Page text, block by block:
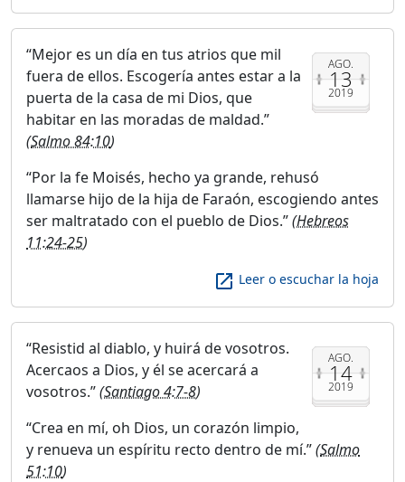
AGO.
13
2019
Mejor es un día en tus atrios que mil
fuera de ellos. Escogería antes estar a la
puerta de la casa de mi Dios, que
habitar en las moradas de maldad.
(Salmo 84:10)
Por la fe Moisés, hecho ya grande, rehusó
llamarse hijo de la hija de Faraón, escogiendo antes
ser maltratado con el pueblo de Dios. (Hebreos
11:24-25)
launch Leer o escuchar la hoja
AGO.
14
2019
Resistid al diablo, y huirá de vosotros.
Acercaos a Dios, y él se acercará a
vosotros. (Santiago 4:7-8)
Crea en mí, oh Dios, un corazón limpio,
y renueva un espíritu recto dentro de mí. (Salmo
51:10)